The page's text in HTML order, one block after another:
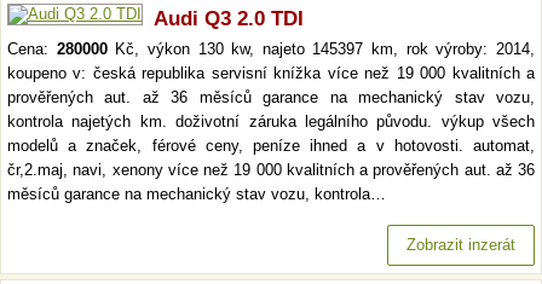
Audi Q3 2.0 TDI
Cena: 280000Kč, výkon 130 kw, najeto 145397 km, rok výroby: 2014,
koupeno v: česká republika servisní knížka více než 19 000 kvalitních a
prověřených aut. až 36 měsíců garance na mechanický stav vozu,
kontrola najetých km. doživotní záruka legálního původu. výkup všech
modelů a značek, férové ceny, peníze ihned a v hotovosti. automat,
čr,2.maj, navi, xenony více než 19 000 kvalitních a prověřených aut. až 36
měsíců garance na mechanický stav vozu, kontrola…
Zobrazit inzerát